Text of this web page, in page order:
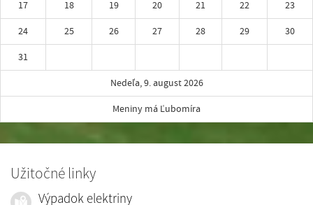
17
18 19 20 21 22
23
24
25 26 27 28 29
30
31
Nedeľa, 9. august 2026
Meniny má Ľubomíra
Užitočné linky
Výpadok elektriny